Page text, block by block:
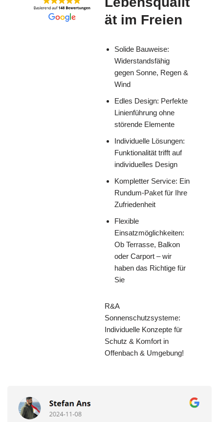
ät im Freien
Solide Bauweise:
Widerstandsfähig
gegen Sonne, Regen &
Wind
Edles Design: Perfekte
Linienführung ohne
störende Elemente
Individuelle Lösungen:
Funktionalität trifft auf
individuelles Design
Kompletter Service: Ein
Rundum-Paket für Ihre
Zufriedenheit
Flexible
Einsatzmöglichkeiten:
Ob Terrasse, Balkon
oder Carport – wir
haben das Richtige für
Sie
R&A
Sonnenschutzsysteme:
Individuelle Konzepte für
Schutz & Komfort in
Offenbach & Umgebung!